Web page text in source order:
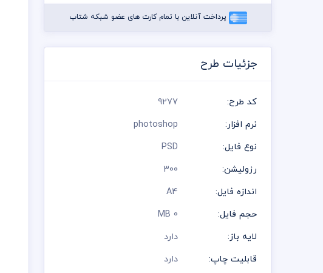
پرداخت آنلاین با تمام کارت های عضو شبکه شتاب
جزئیات طرح
کد طرح:
9277
نرم افزار:
photoshop
نوع فایل:
PSD
رزولیشن:
300
اندازه فایل:
A4
حجم فایل:
0 MB
لایه باز:
دارد
قابلیت چاپ:
دارد